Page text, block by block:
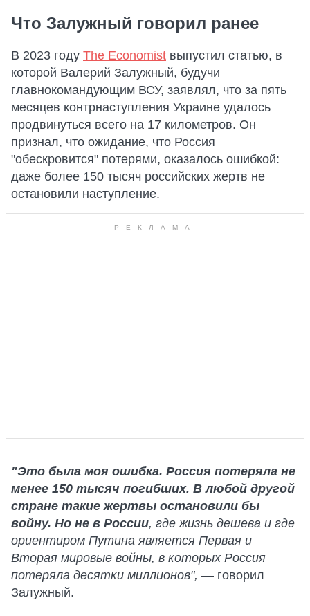
Что Залужный говорил ранее
В 2023 году The Economist выпустил статью, в
которой Валерий Залужный, будучи
главнокомандующим ВСУ, заявлял, что за пять
месяцев контрнаступления Украине удалось
продвинуться всего на 17 километров. Он
признал, что ожидание, что Россия
"обескровится" потерями, оказалось ошибкой:
даже более 150 тысяч российских жертв не
остановили наступление.
"Это была моя ошибка. Россия потеряла не
менее 150 тысяч погибших. В любой другой
стране такие жертвы остановили бы
войну. Но не в России, где жизнь дешева и где
ориентиром Путина является Первая и
Вторая мировые войны, в которых Россия
потеряла десятки миллионов", — говорил
Залужный.